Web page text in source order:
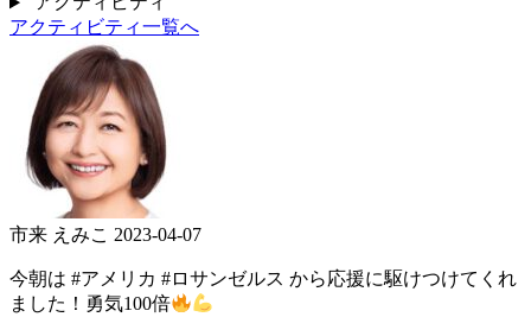
アクティビティ一覧へ
市来 えみこ 2023-04-07
今朝は #アメリカ #ロサンゼルス から応援に駆けつけてくれ
ました！勇気100倍